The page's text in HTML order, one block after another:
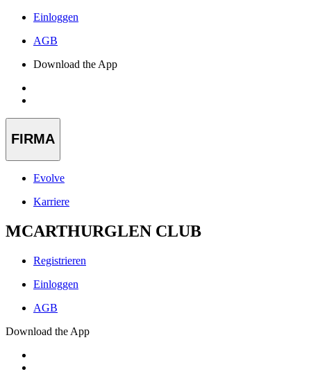
Einloggen
AGB
Download the App
FIRMA
Evolve
Karriere
MCARTHURGLEN CLUB
Registrieren
Einloggen
AGB
Download the App